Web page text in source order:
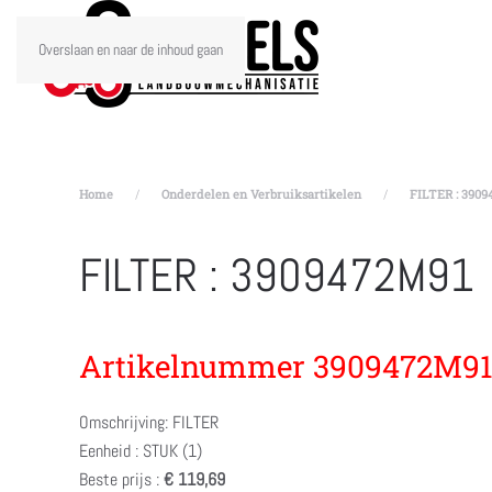
Overslaan en naar de inhoud gaan
Home Onderdelen en Verbruiksartikelen FILTER :
FILTER : 3909472M91
Artikelnummer 3909472M91
Omschrijving: FILTER
Eenheid : STUK (1)
Beste prijs :€ 119,69